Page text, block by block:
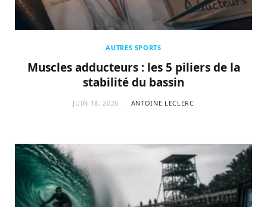
AUTRES SPORTS
Muscles adducteurs : les 5 piliers de la
stabilité du bassin
JUIN 18, 2026 ANTOINE LECLERC